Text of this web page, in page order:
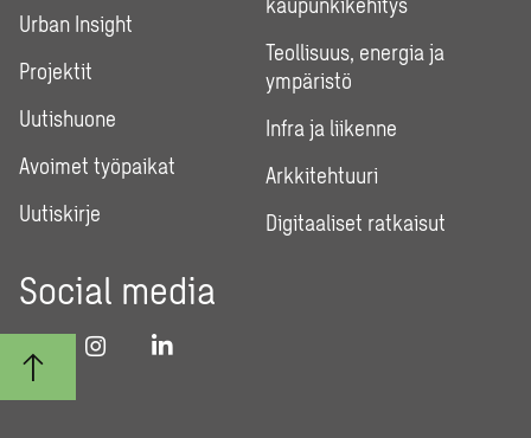
Urban Insight
Projektit
Uutishuone
Avoimet työpaikat
Uutiskirje
Teollisuus, energia ja
ympäristö
Infra ja liikenne
Arkkitehtuuri
Digitaaliset ratkaisut
Social media